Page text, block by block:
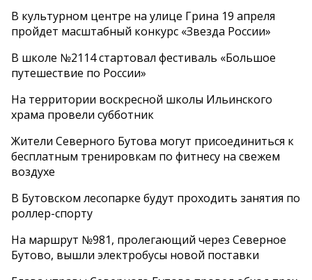
В культурном центре на улице Грина 19 апреля
пройдет масштабный конкурс «Звезда России»
В школе №2114 стартовал фестиваль «Большое
путешествие по России»
На территории воскресной школы Ильинского
храма провели субботник
Жители Северного Бутова могут присоединиться к
бесплатным тренировкам по фитнесу на свежем
воздухе
В Бутовском лесопарке будут проходить занятия по
роллер-спорту
На маршрут №981, пролегающий через Северное
Бутово, вышли электробусы новой поставки